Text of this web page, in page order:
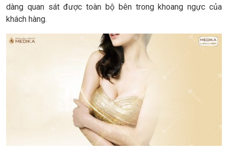
dàng quan sát được toàn bộ bên trong khoang ngực của
khách hàng.